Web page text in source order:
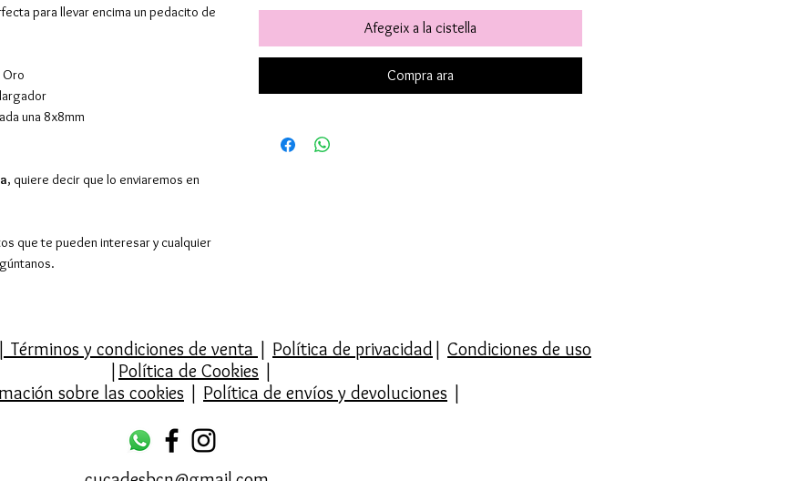
para llevar encima un pedacito de
Oro
una 8x8mm
, quiere decir que lo enviaremos en
que te pueden interesar y cualquier
Afegeix a la cistella
Compra ara
| Términos y condiciones de venta | Política de privacidad | Condiciones de uso
| Política de Cookies |
sobre las cookies | Política de envíos y devoluciones |